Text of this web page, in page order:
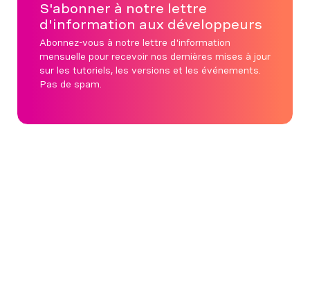
S'abonner à notre lettre
d'information aux développeurs
Abonnez-vous à notre lettre d'information
mensuelle pour recevoir nos dernières mises à jour
sur les tutoriels, les versions et les événements.
Pas de spam.